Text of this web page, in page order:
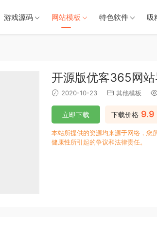
游戏源码 网站模板 特色软件 吸
开源版优客365网
2020-10-23 其他模板
下载价格 9.9
立即下载
本站所提供的资源均来源于网络，您
健康性所引起的争议和法律责任。